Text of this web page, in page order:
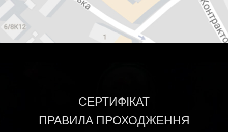
СЕРТИФІКАТ
ПРАВИЛА ПРОХОДЖЕННЯ